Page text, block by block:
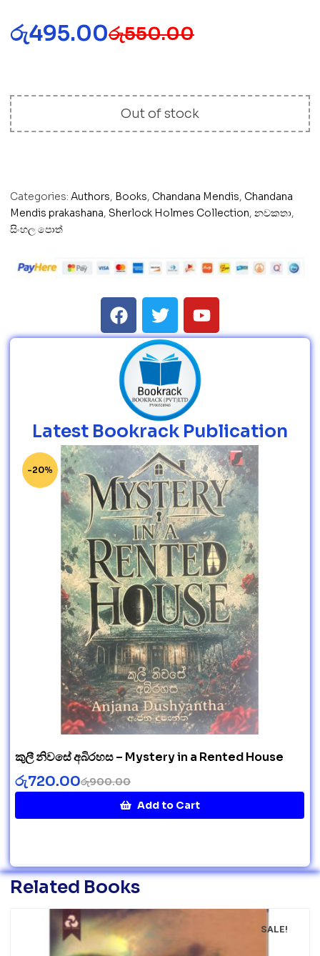
රු550.00
රු495.00
Out of stock
Categories: Authors, Books, Chandana Mendis, Chandana
Mendis prakashana, Sherlock Holmes Collection, නවකතා,
සිංහල පොත්
Latest Bookrack Publication
-20%
කුලී නිවසේ අබිරහස – Mystery in a Rented House
රු900.00
රු720.00
Add to Cart
Related Books
SALE!